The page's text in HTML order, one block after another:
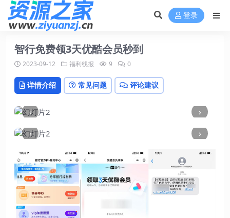
登录
智行免费领3天优酷会员秒到
2023-09-12 福利线报 9 0
详情介绍 常见问题 评论建议
‹
›
‹
›